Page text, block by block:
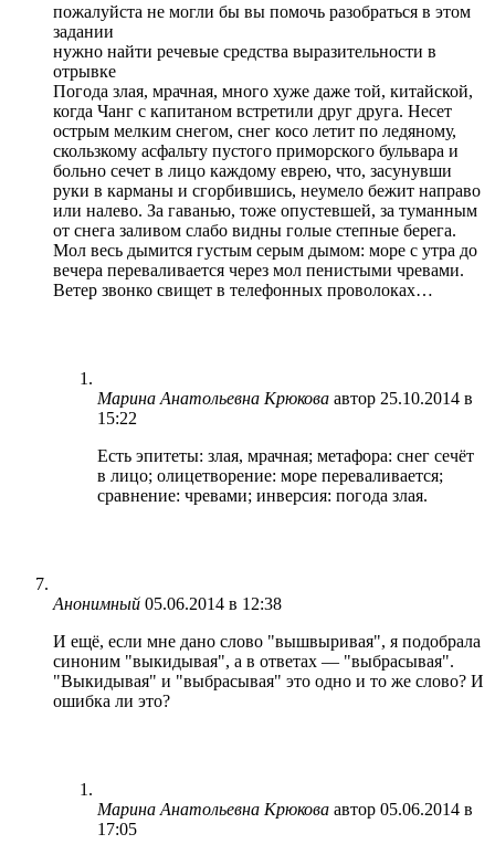
пожалуйста не могли бы вы помочь разобраться в этом
задании
нужно найти речевые средства выразительности в
отрывке
Погода злая, мрачная, много хуже даже той, китайской,
когда Чанг с капитаном встретили друг друга. Несет
острым мелким снегом, снег косо летит по ледяному,
скользкому асфальту пустого приморского бульвара и
больно сечет в лицо каждому еврею, что, засунувши
руки в карманы и сгорбившись, неумело бежит направо
или налево. За гаванью, тоже опустевшей, за туманным
от снега заливом слабо видны голые степные берега.
Мол весь дымится густым серым дымом: море с утра до
вечера переваливается через мол пенистыми чревами.
Ветер звонко свищет в телефонных проволоках…
Марина Анатольевна Крюкова автор 25.10.2014 в
15:22
Есть эпитеты: злая, мрачная; метафора: снег сечёт
в лицо; олицетворение: море переваливается;
сравнение: чревами; инверсия: погода злая.
Анонимный 05.06.2014 в 12:38
И ещё, если мне дано слово "вышвыривая", я подобрала
синоним "выкидывая", а в ответах — "выбрасывая".
"Выкидывая" и "выбрасывая" это одно и то же слово? И
ошибка ли это?
Марина Анатольевна Крюкова автор 05.06.2014 в
17:05